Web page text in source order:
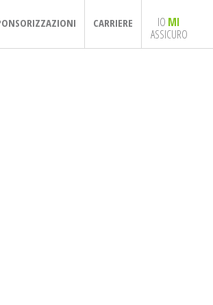
CARRIERE IO MI
ASSICURO